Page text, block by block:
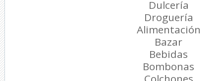
Dulcería
Droguería
Alimentación
Bazar
Bebidas
Bombonas